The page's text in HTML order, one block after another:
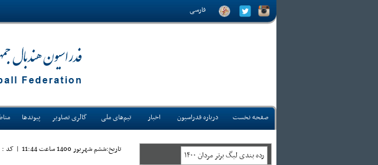
فارسی
صفحه نخست درباره فدراسیون اخبار تیم‌های ملی گالری تصاویر پیوندها مناطق
رده بندی ليگ برتر مردان ۱۴۰۰
تاريخ:ششم شهريور 1400 ساعت 11:44 | کد : 551322